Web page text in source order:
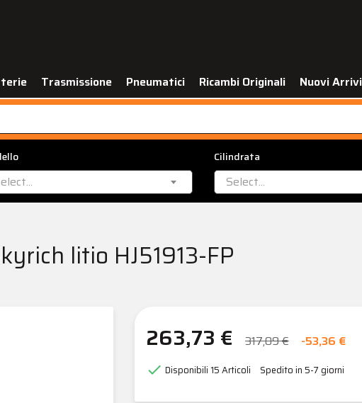
Trasmissione Pneumatici Ricambi Originali Nuovi Arrivi
Cilindrata
Select...
litio HJ51913-FP
263,73 € 317,09 € -53,36 €
 Disponibili 15 Articoli Spedito in 5-7 giorni